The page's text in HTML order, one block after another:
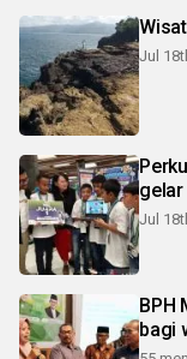
Jul
gelar
Jul
BPH
bagi